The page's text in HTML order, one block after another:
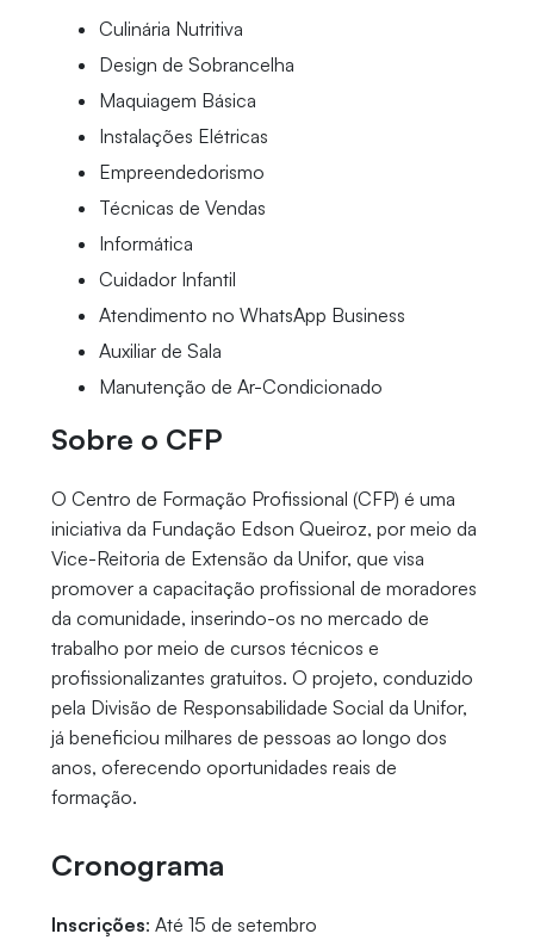
Culinária Nutritiva
Design de Sobrancelha
Maquiagem Básica
Instalações Elétricas
Empreendedorismo
Técnicas de Vendas
Informática
Cuidador Infantil
Atendimento no WhatsApp Business
Auxiliar de Sala
Manutenção de Ar-Condicionado
Sobre o CFP
O Centro de Formação Profissional (CFP) é uma
iniciativa da Fundação Edson Queiroz, por meio da
Vice-Reitoria de Extensão da Unifor, que visa
promover a capacitação profissional de moradores
da comunidade, inserindo-os no mercado de
trabalho por meio de cursos técnicos e
profissionalizantes gratuitos. O projeto, conduzido
pela Divisão de Responsabilidade Social da Unifor,
já beneficiou milhares de pessoas ao longo dos
anos, oferecendo oportunidades reais de
formação.
Cronograma
Inscrições: Até 15 de setembro